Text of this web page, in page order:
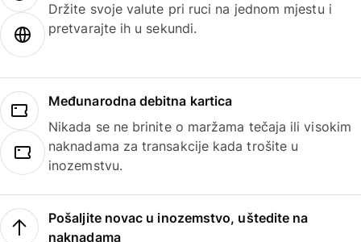
Držite svoje valute pri ruci na jednom mjestu i
pretvarajte ih u sekundi.
Međunarodna debitna kartica
Nikada se ne brinite o maržama tečaja ili visokim
naknadama za transakcije kada trošite u
inozemstvu.
Pošaljite novac u inozemstvo, uštedite na
naknadama